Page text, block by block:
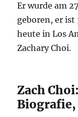
Er wurde am
geboren, er ist
heute in Los
Zachary Choi.
Zach